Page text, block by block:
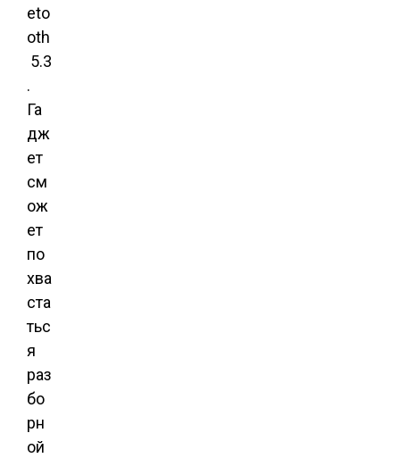
eto
oth
5.3
.
Га
дж
ет
см
ож
ет
по
хва
ста
тьс
я
раз
бо
рн
ой